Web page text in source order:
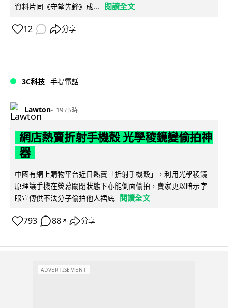
資料片同《守望先鋒》成...
閱讀全文
12 分享
3C科技 手提電話
Lawton 19 小時
網店熱賣折射手機殼 光學稜鏡變偷拍神
器
中國有網上購物平台近日熱賣「折射手機殼」，利用光學稜鏡
原理讓手機在熒幕關閉狀態下亦能側面偷拍，賣家更以暗示字
眼宣傳供不法分子偷拍他人裙底
閱讀全文
793 88 ↗ 分享
ADVERTISEMENT